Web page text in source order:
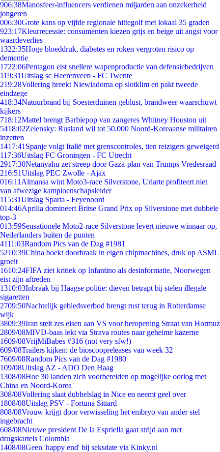
906:38Manosfeer-influencers verdienen miljarden aan onzekerheid
jongeren
006:30Grote kans op vijfde regionale hittegolf met lokaal 35 graden
923:17Kleurrecessie: consumenten kiezen grijs en beige uit angst voor
waardeverlies
1322:35Hoge bloeddruk, diabetes en roken vergroten risico op
dementie
1722:06Pentagon eist snellere wapenproductie van defensiebedrijven
119:31Uitslag sc Heerenveen - FC Twente
219:28Vollering breekt Niewiadoma op slotklim en pakt tweede
eindzege
418:34Natuurbrand bij Soesterduinen geblust, brandweer waarschuwt
kijkers
718:12Mattel brengt Barbiepop van zangeres Whitney Houston uit
5418:02Zelensky: Rusland wil tot 50.000 Noord-Koreaanse militairen
inzetten
1417:41 Spanje volgt Italië met grenscontroles, tien reizigers geweigerd
117:36Uitslag FC Groningen - FC Utrecht
2917:30Netanyahu zet streep door Gaza-plan van Trumps Vredesraad
216:51Uitslag PEC Zwolle - Ajax
016:11 Almansa wint Moto3-race Silverstone, Uriarte profiteert niet
van afwezige kampioenschapsleider
115:31Uitslag Sparta - Feyenoord
014:46Aprilia domineert Britse Grand Prix op Silverstone met dubbele
top-3
013:59Sensationele Moto2-race Silverstone levert nieuwe winnaar op,
Nederlanders buiten de punten
4111:03Random Pics van de Dag #1981
5210:39China boekt doorbraak in eigen chipmachines, druk op ASML
groeit
1610:24FIFA ziet kritiek op Infantino als desinformatie, Noorwegen
eist zijn aftreden
1310:03Inbraak bij Haagse politie: dieven betrapt bij stelen illegale
sigaretten
2709:50Nachtelijk gebiedsverbod brengt rust terug in Rotterdamse
wijk
3809:39Iran stelt zes eisen aan VS voor heropening Straat van Hormuz
2809/08MIVD-baas lekt via Strava routes naar geheime kazerne
1609/08VrijMiBabes #316 (not very sfw!)
609/08Trailers kijken: de bioscoopreleases van week 32
7609/08Random Pics van de Dag #1980
109/08Uitslag AZ - ADO Den Haag
1308/08Hoe 30 landen zich voorbereiden op mogelijke oorlog met
China en Noord-Korea
308/08Vollering slaat dubbelslag in Nice en neemt geel over
1808/08Uitslag PSV - Fortuna Sittard
808/08Vrouw krijgt door verwisseling het embryo van ander stel
ingebracht
608/08Nieuwe president De la Espriella gaat strijd aan met
drugskartels Colombia
1408/08Geen 'happy end' bij seksdate via Kinky.nl